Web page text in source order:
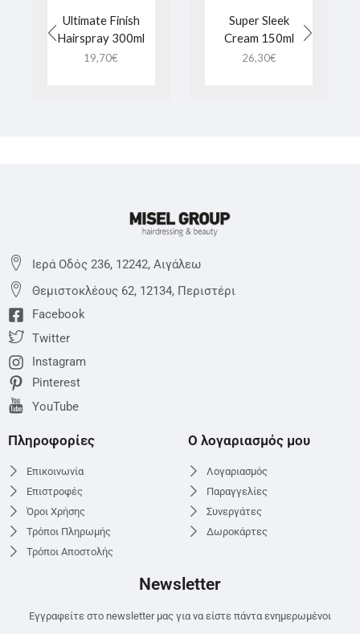
Ultimate Finish
Hairspray 300ml
19,70€
Super Sleek
Cream 150ml
26,30€
Ιερά Οδός 236, 12242, Αιγάλεω
Θεμιστoκλέους 62, 12134, Περιστέρι
Facebook
Twitter
Instagram
Pinterest
YouTube
Πληροφορίες
Επικοινωνία
Επιστροφές
Όροι Χρήσης
Τρόποι Πληρωμής
Τρόποι Αποστολής
Ο λογαριασμός μου
Λογαριασμός
Παραγγελίες
Συνεργάτες
Δωροκάρτες
Newsletter
Εγγραφείτε στο newsletter μας για να είστε πάντα ενημερωμένοι